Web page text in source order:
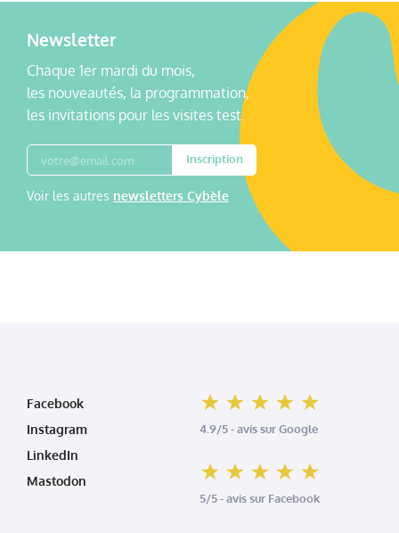
Newsletter
Chaque 1er mardi du mois,
les nouveautés, la programmation,
les invitations pour les visites test.
Inscription
Voir les autres newsletters Cybèle
4.9/5 - avis sur Google
5/5 - avis sur Facebook
Facebook
Instagram
LinkedIn
Mastodon